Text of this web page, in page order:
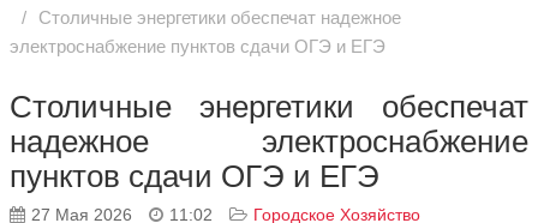
Столичные энергетики обеспечат надежное
электроснабжение пунктов сдачи ОГЭ и ЕГЭ
Столичные энергетики обеспечат
надежное электроснабжение
пунктов сдачи ОГЭ и ЕГЭ
27 Мая 2026 11:02 Городское Хозяйство